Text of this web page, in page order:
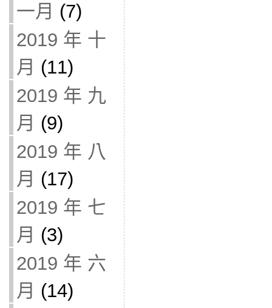
一月 (7)
2019 年 十
月 (11)
2019 年 九
月 (9)
2019 年 八
月 (17)
2019 年 七
月 (3)
2019 年 六
月 (14)